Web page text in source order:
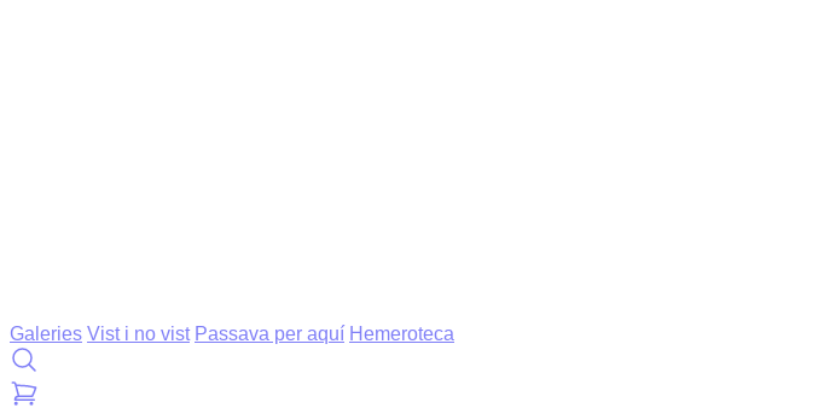
Galeries Vist i no vist Passava per aquí Hemeroteca